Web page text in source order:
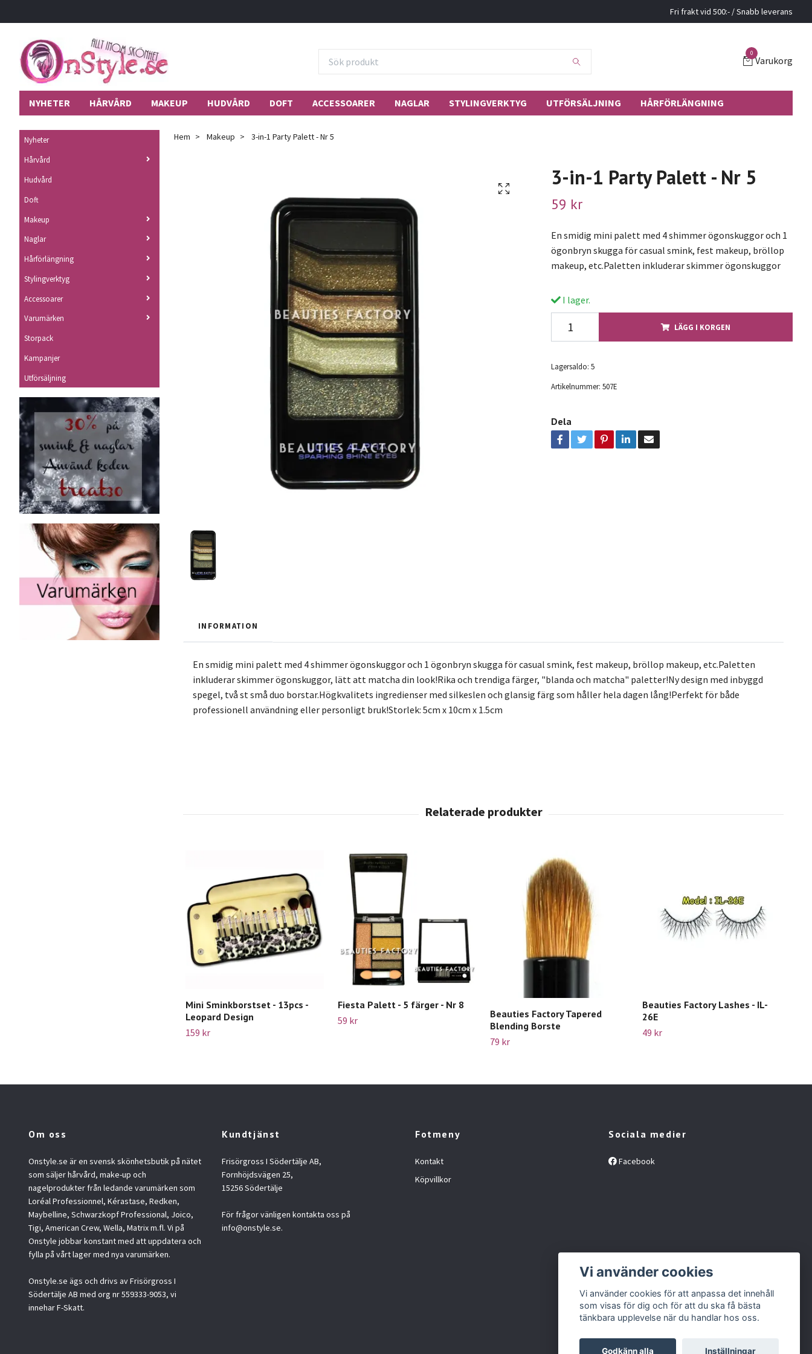
Fri frakt vid 500:- / Snabb leverans
0
Varukorg
NYHETER HÅRVÅRD MAKEUP HUDVÅRD DOFT ACCESSOARER NAGLAR STYLINGVERKTYG UTFÖRSÄLJNING HÅRFÖRLÄNGNING
Nyheter
Hårvård
Hudvård
Doft
Makeup
Naglar
Hårförlängning
Stylingverktyg
Accessoarer
Varumärken
Storpack
Kampanjer
Utförsäljning
Hem Makeup 3-in-1 Party Palett - Nr 5
3-in-1 Party Palett - Nr 5
59 kr
En smidig mini palett med 4 shimmer ögonskuggor och 1
ögonbryn skugga för casual smink, fest makeup, bröllop
makeup, etc.Paletten inkluderar skimmer ögonskuggor
I lager.
LÄGG I KORGEN
Lagersaldo: 5
Artikelnummer: 507E
Dela
INFORMATION
En smidig mini palett med 4 shimmer ögonskuggor och 1 ögonbryn skugga för casual smink, fest makeup, bröllop makeup, etc.Paletten
inkluderar skimmer ögonskuggor, lätt att matcha din look!Rika och trendiga färger, "blanda och matcha" paletter!Ny design med inbyggd
spegel, två st små duo borstar.Högkvalitets ingredienser med silkeslen och glansig färg som håller hela dagen lång!Perfekt för både
professionell användning eller personligt bruk!Storlek: 5cm x 10cm x 1.5cm
Mini Sminkborstset - 13pcs -
Leopard Design
159 kr
Fiesta Palett - 5 färger - Nr 8
59 kr
Beauties Factory Tapered
Blending Borste
79 kr
Beauties Factory Lashes - IL-
26E
49 kr
Om oss
Onstyle.se är en svensk skönhetsbutik på nätet
som säljer hårvård, make-up och
nagelprodukter från ledande varumärken som
Loréal Professionnel, Kérastase, Redken,
Maybelline, Schwarzkopf Professional, Joico,
Tigi, American Crew, Wella, Matrix m.fl. Vi på
Onstyle jobbar konstant med att uppdatera och
fylla på vårt lager med nya varumärken.
Onstyle.se ägs och drivs av Frisörgross I
Södertälje AB med org nr 559333-9053, vi
innehar F-Skatt.
Kundtjänst
Frisörgross I Södertälje AB,
Fornhöjdsvägen 25,
15256 Södertälje
För frågor vänligen kontakta oss på
info@onstyle.se.
Fotmeny
Kontakt
Köpvillkor
Sociala medier
Facebook
Vi använder cookies
Vi använder cookies för att anpassa det innehåll
som visas för dig och för att du ska få bästa
tänkbara upplevelse när du handlar hos oss.
Godkänn alla Inställningar